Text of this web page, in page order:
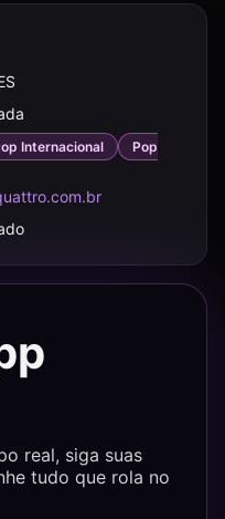
Internacional
Pop
real, siga suas
tudo que rola no